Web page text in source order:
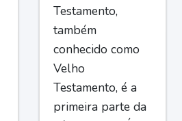
Testamento,
também
conhecido como
Velho
Testamento, é a
primeira parte da